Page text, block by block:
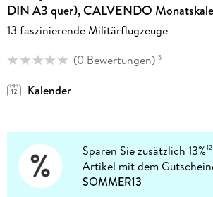
DIN A3 quer), CALVENDO
13 faszinierende Militärflugzeuge
(0 Bewertungen)15
Kalender
Sparen Sie zusätzlich 13%12
Artikel mit dem
SOMMER13